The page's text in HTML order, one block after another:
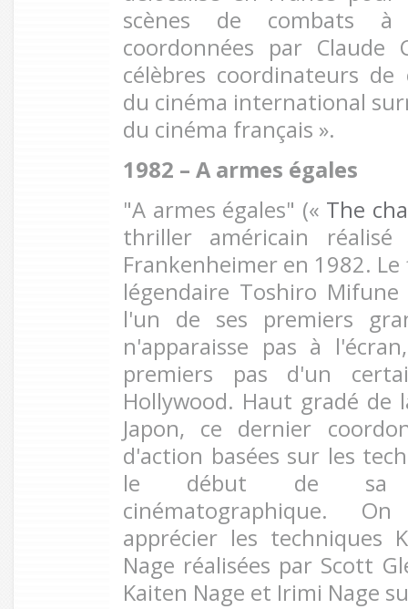
scènes de combats
coordonnées par Claude
célèbres coordinateurs de
du cinéma international
du cinéma français ».
1982 – A armes égales
"A armes égales" (« The
thriller américain
Frankenheimer en 1982.
légendaire Toshiro
l'un de ses premiers
n'apparaisse pas à
premiers pas d'un
Hollywood. Haut gradé de
Japon, ce dernier
d'action basées sur les
le début de sa
cinématographique.
apprécier les techniques
Nage réalisées par Scott
Kaiten Nage et Irimi Nage